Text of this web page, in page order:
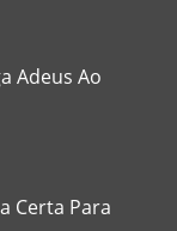
Adeus Ao
Certa Para